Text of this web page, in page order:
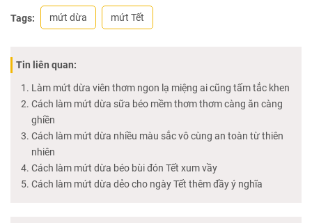
Tags: mứt dừa mứt Tết
Tin liên quan:
Làm mứt dừa viên thơm ngon lạ miệng ai cũng tấm tắc khen
Cách làm mứt dừa sữa béo mềm thơm thơm càng ăn càng
ghiền
Cách làm mứt dừa nhiều màu sắc vô cùng an toàn từ thiên
nhiên
Cách làm mứt dừa béo bùi đón Tết xum vầy
Cách làm mứt dừa dẻo cho ngày Tết thêm đầy ý nghĩa